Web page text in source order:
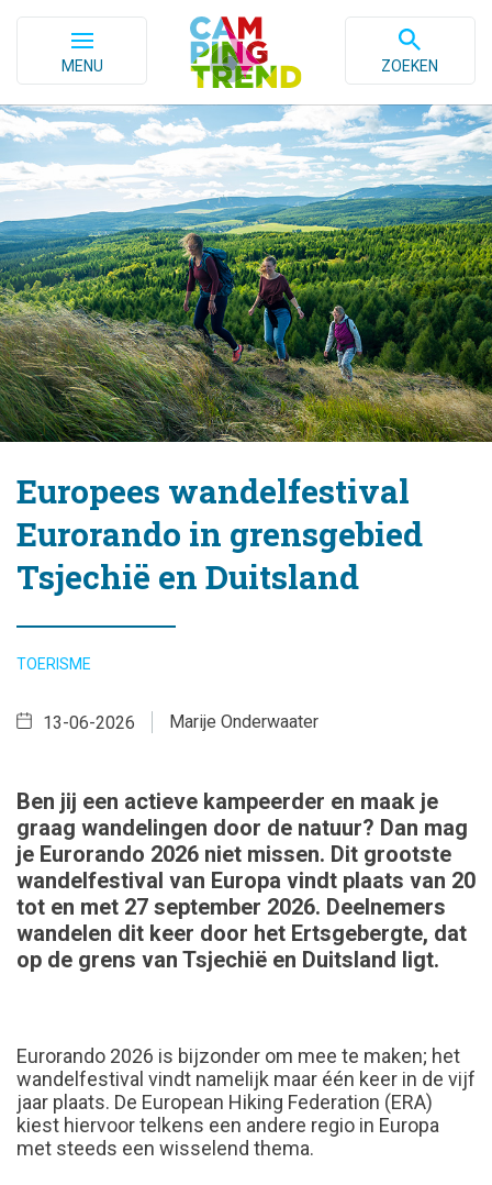
MENU ZOEKEN
Europees wandelfestival
Eurorando in grensgebied
Tsjechië en Duitsland
TOERISME
Marije Onderwaater
13-06-2026
Ben jij een actieve kampeerder en maak je
graag wandelingen door de natuur? Dan mag
je Eurorando 2026 niet missen. Dit grootste
wandelfestival van Europa vindt plaats van 20
tot en met 27 september 2026. Deelnemers
wandelen dit keer door het Ertsgebergte, dat
op de grens van Tsjechië en Duitsland ligt.
Eurorando 2026 is bijzonder om mee te maken; het
wandelfestival vindt namelijk maar één keer in de vijf
jaar plaats. De European Hiking Federation (ERA)
kiest hiervoor telkens een andere regio in Europa
met steeds een wisselend thema.